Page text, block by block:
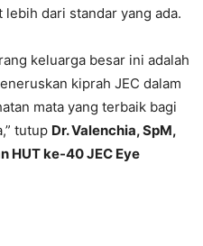
lebih dari standar yang ada.
keluarga besar ini adalah
kiprah JEC dalam
mata yang terbaik bagi
tutup Dr. Valenchia, SpM,
HUT ke-40 JEC Eye